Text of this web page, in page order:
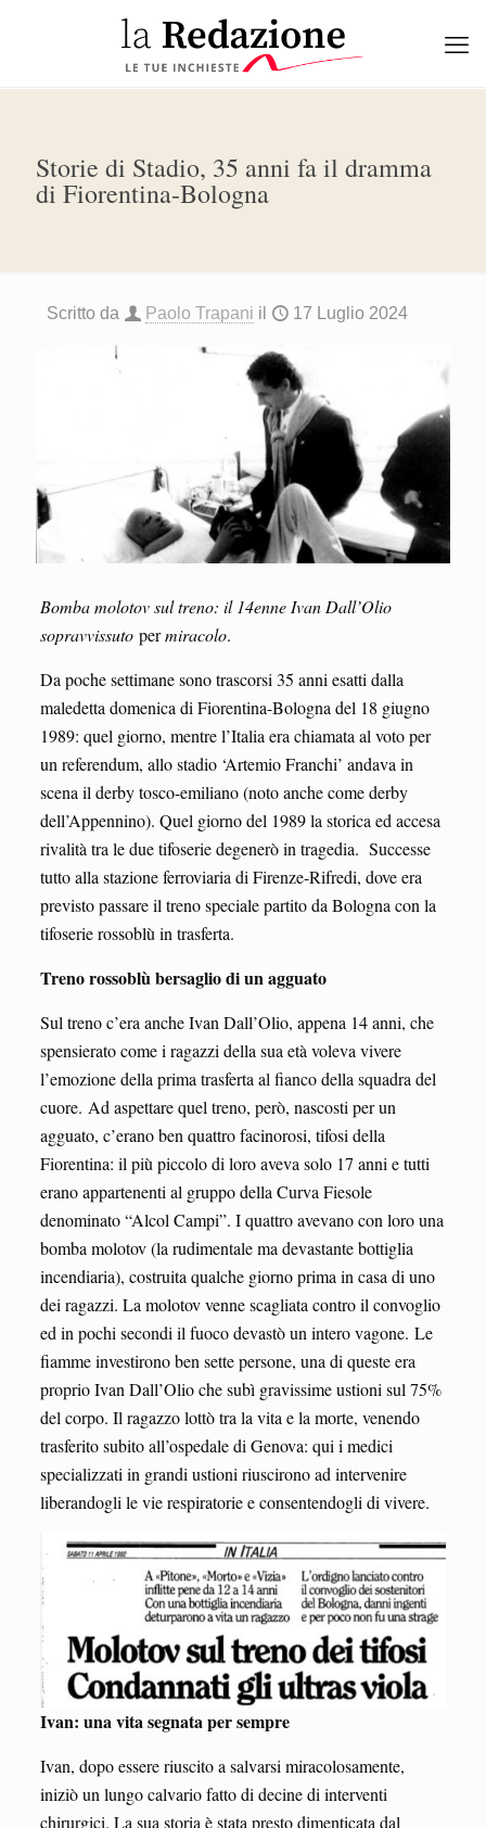
Storie di Stadio, 35 anni fa il dramma
di Fiorentina-Bologna
Scritto da Paolo Trapani il 17 Luglio 2024
Bomba molotov sul treno: il 14enne Ivan Dall’Olio
sopravvissuto permiracolo.
Da poche settimane sono trascorsi 35 anni esatti dalla
maledetta domenica di Fiorentina-Bologna del 18 giugno
1989: quel giorno, mentre l’Italia era chiamata al voto per
un referendum, allo stadio ‘Artemio Franchi’ andava in
scena il derby tosco-emiliano (noto anche come derby
dell’Appennino). Quel giorno del 1989 la storica ed accesa
rivalità tra le due tifoserie degenerò in tragedia. Successe
tutto alla stazione ferroviaria di Firenze-Rifredi, dove era
previsto passare il treno speciale partito da Bologna con la
tifoserie rossoblù in trasferta.
Treno rossoblù bersaglio di un agguato
Sul treno c’era anche Ivan Dall’Olio, appena 14 anni, che
spensierato come i ragazzi della sua età voleva vivere
l’emozione della prima trasferta al fianco della squadra del
cuore. Ad aspettare quel treno, però, nascosti per un
agguato, c’erano ben quattro facinorosi, tifosi della
Fiorentina: il più piccolo di loro aveva solo 17 anni e tutti
erano appartenenti al gruppo della Curva Fiesole
denominato “Alcol Campi”. I quattro avevano con loro una
bomba molotov (la rudimentale ma devastante bottiglia
incendiaria), costruita qualche giorno prima in casa di uno
dei ragazzi. La molotov venne scagliata contro il convoglio
ed in pochi secondi il fuoco devastò un intero vagone. Le
fiamme investirono ben sette persone, una di queste era
proprio Ivan Dall’Olio che subì gravissime ustioni sul 75%
del corpo. Il ragazzo lottò tra la vita e la morte, venendo
trasferito subito all’ospedale di Genova: qui i medici
specializzati in grandi ustioni riuscirono ad intervenire
liberandogli le vie respiratorie e consentendogli di vivere.
Ivan: una vita segnata per sempre
Ivan, dopo essere riuscito a salvarsi miracolosamente,
iniziò un lungo calvario fatto di decine di interventi
chirurgici. La sua storia è stata presto dimenticata dal